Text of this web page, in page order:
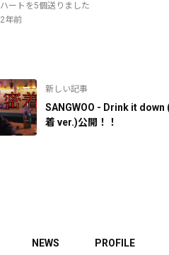
ハートを5個送りました
2年前
新しい記事
SANGWOO - Drink it down
着 ver.)公開！！
NEWS PROFILE